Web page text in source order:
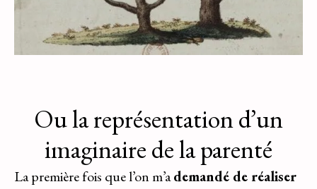
Ou la représentation d’un
imaginaire de la parenté
La première fois que l’on m’ademandé de réaliser